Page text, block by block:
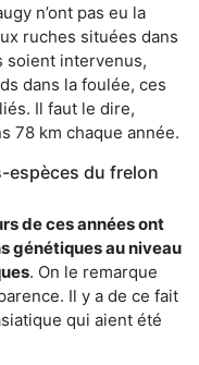
n’ont pas eu la
ruches situées dans
soient intervenus,
dans la foulée, ces
Il faut le dire,
78 km chaque année.
espèces du frelon
de ces années ont
génétiques au niveau
. On le remarque
Il y a de ce fait
qui aient été